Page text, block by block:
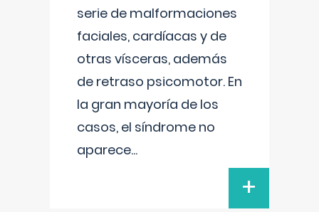
serie de malformaciones
faciales, cardíacas y de
otras vísceras, además
de retraso psicomotor. En
la gran mayoría de los
casos, el síndrome no
aparece...
+